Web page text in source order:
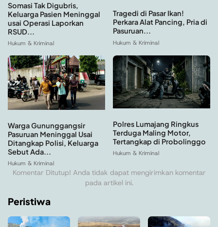
Somasi Tak Digubris,
Keluarga Pasien Meninggal
usai Operasi Laporkan
RSUD...
Hukum & Kriminal
Tragedi di Pasar Ikan!
Perkara Alat Pancing, Pria di
Pasuruan...
Hukum & Kriminal
Warga Gununggangsir
Pasuruan Meninggal Usai
Ditangkap Polisi, Keluarga
Sebut Ada...
Hukum & Kriminal
Polres Lumajang Ringkus
Terduga Maling Motor,
Tertangkap di Probolinggo
Hukum & Kriminal
Komentar Ditutup! Anda tidak dapat mengirimkan komentar
pada artikel ini.
Peristiwa